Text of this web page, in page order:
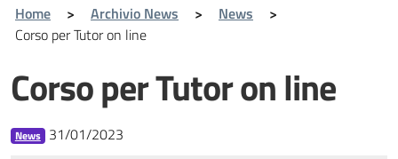
Home > Archivio News > News
>
Corso per Tutor on line
Corso per Tutor on line
News 31/01/2023